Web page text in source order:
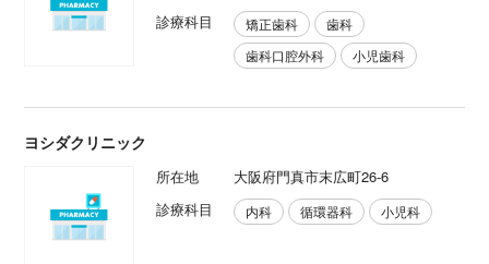
診療科目
矯正歯科
歯科
歯科口腔外科
小児歯科
ヨシダクリニック
所在地
大阪府門真市末広町26-6
診療科目
内科 循環器科 小児科